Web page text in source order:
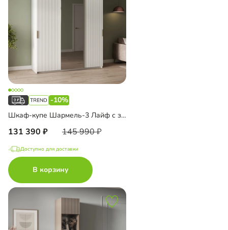
-10%
Шкаф-купе Шармель-3 Лайф с зеркалом
131 390 145 990
Доступно для доставки
В корзину